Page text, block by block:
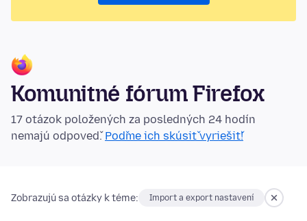
Komunitné fórum Firefox
17 otázok položených za posledných 24 hodín
nemajú odpoveď.Poďme ich skúsiť vyriešiť!
Zobrazujú sa otázky k téme: Import a export nastavení